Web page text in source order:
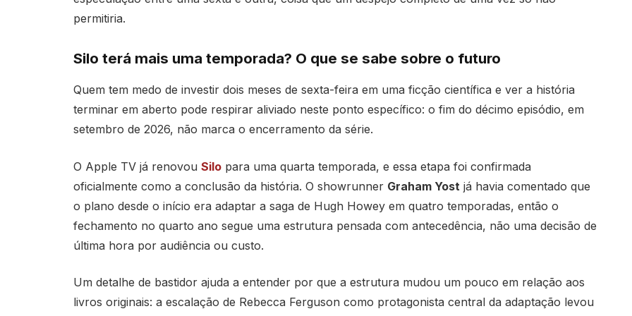
permitiria.
Silo terá mais uma temporada? O que se sabe sobre o futuro
Quem tem medo de investir dois meses de sexta-feira em uma ficção científica e ver a história
terminar em aberto pode respirar aliviado neste ponto específico: o fim do décimo episódio, em
setembro de 2026, não marca o encerramento da série.
O Apple TV já renovou Silopara uma quarta temporada, e essa etapa foi confirmada
oficialmente como a conclusão da história. O showrunner Graham Yost já havia comentado que
o plano desde o início era adaptar a saga de Hugh Howey em quatro temporadas, então o
fechamento no quarto ano segue uma estrutura pensada com antecedência, não uma decisão de
última hora por audiência ou custo.
Um detalhe de bastidor ajuda a entender por que a estrutura mudou um pouco em relação aos
livros originais: a escalação de Rebecca Ferguson como protagonista central da adaptação levou